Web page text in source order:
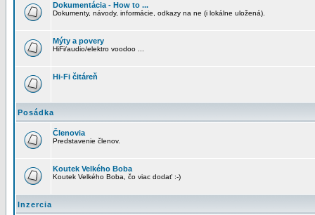
Dokumentácia - How to ...
Dokumenty, návody, informácie, odkazy na ne (i lokálne uložená).
Mýty a povery
HiFi/audio/elektro voodoo ...
Hi-Fi čitáreň
Posádka
Členovia
Predstavenie členov.
Koutek Velkého Boba
Koutek Velkého Boba, čo viac dodať :-)
Inzercia